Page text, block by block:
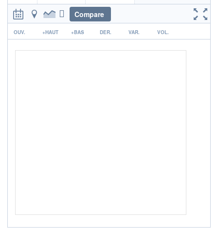
OUVERTURE
16,5596
CLÔTURE VEILLE
16,6116 16,5175
COTATION SPÉCIFIQUE
Compare
r
OUV. +HAUT +BAS DER. VAR. VOL.